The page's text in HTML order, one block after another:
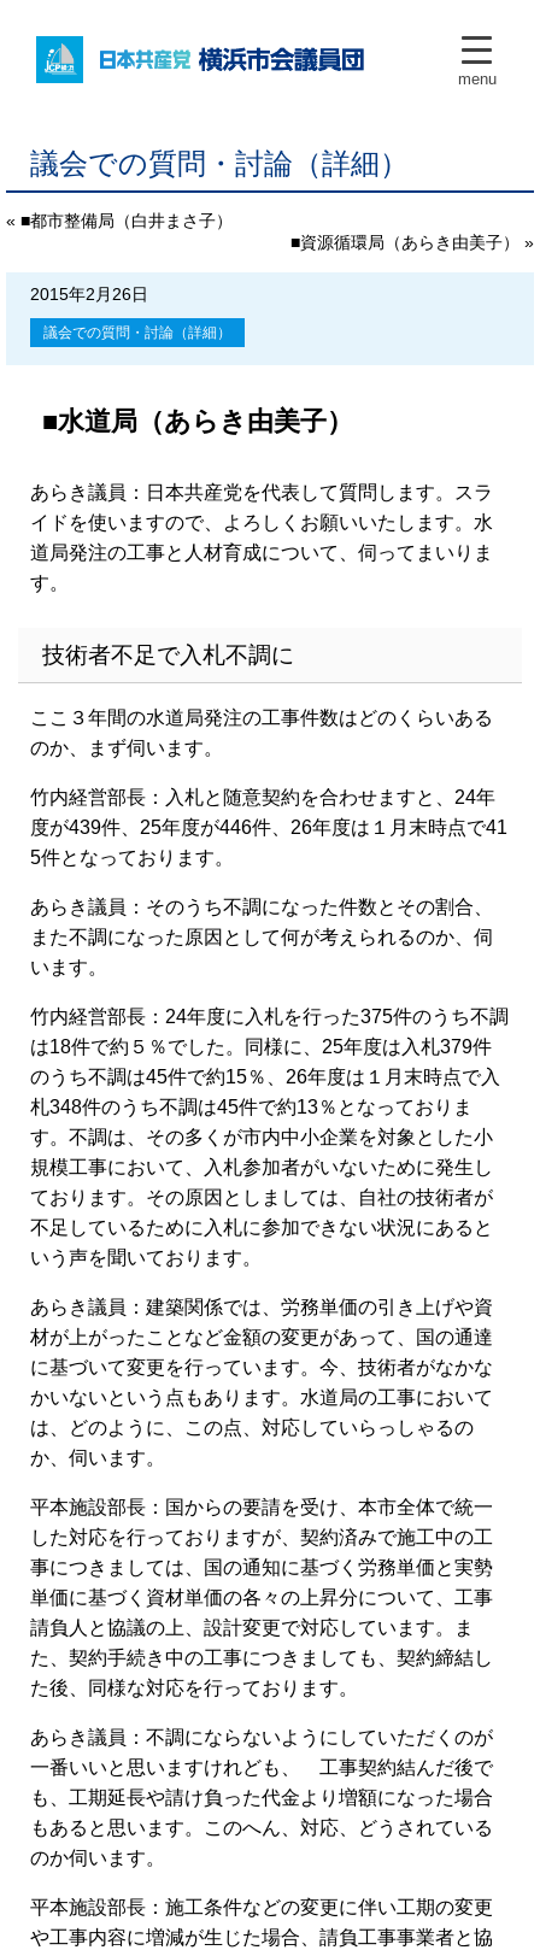
menu
議会での質問・討論（詳細）
« ■都市整備局（白井まさ子）
■資源循環局（あらき由美子） »
2015年2月26日
議会での質問・討論（詳細）
■水道局（あらき由美子）
あらき議員：日本共産党を代表して質問します。スラ
イドを使いますので、よろしくお願いいたします。水
道局発注の工事と人材育成について、伺ってまいりま
す。
技術者不足で入札不調に
ここ３年間の水道局発注の工事件数はどのくらいある
のか、まず伺います。
竹内経営部長：入札と随意契約を合わせますと、24年
度が439件、25年度が446件、26年度は１月末時点で41
5件となっております。
あらき議員：そのうち不調になった件数とその割合、
また不調になった原因として何が考えられるのか、伺
います。
竹内経営部長：24年度に入札を行った375件のうち不調
は18件で約５％でした。同様に、25年度は入札379件
のうち不調は45件で約15％、26年度は１月末時点で入
札348件のうち不調は45件で約13％となっておりま
す。不調は、その多くが市内中小企業を対象とした小
規模工事において、入札参加者がいないために発生し
ております。その原因としましては、自社の技術者が
不足しているために入札に参加できない状況にあると
いう声を聞いております。
あらき議員：建築関係では、労務単価の引き上げや資
材が上がったことなど金額の変更があって、国の通達
に基づいて変更を行っています。今、技術者がなかな
かいないという点もあります。水道局の工事において
は、どのように、この点、対応していらっしゃるの
か、伺います。
平本施設部長：国からの要請を受け、本市全体で統一
した対応を行っておりますが、契約済みで施工中の工
事につきましては、国の通知に基づく労務単価と実勢
単価に基づく資材単価の各々の上昇分について、工事
請負人と協議の上、設計変更で対応しています。ま
た、契約手続き中の工事につきましても、契約締結し
た後、同様な対応を行っております。
あらき議員：不調にならないようにしていただくのが
一番いいと思いますけれども、 工事契約結んだ後で
も、工期延長や請け負った代金より増額になった場合
もあると思います。このへん、対応、どうされている
のか伺います。
平本施設部長：施工条件などの変更に伴い工期の変更
や工事内容に増減が生じた場合、請負工事事業者と協